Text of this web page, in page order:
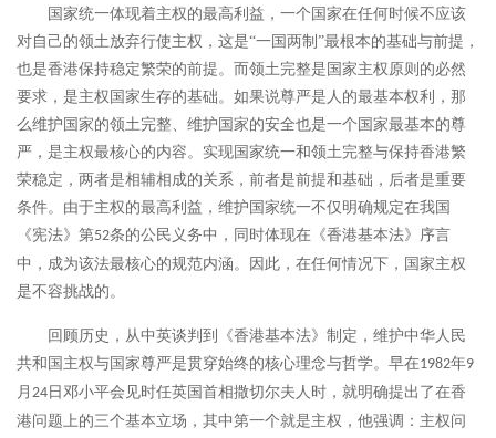
国家统一体现着主权的最高利益，一个国家在任何时候不应该
对自己的领土放弃行使主权，这是“一国两制”最根本的基础与前提，
也是香港保持稳定繁荣的前提。而领土完整是国家主权原则的必然
要求，是主权国家生存的基础。如果说尊严是人的最基本权利，那
么维护国家的领土完整、维护国家的安全也是一个国家最基本的尊
严，是主权最核心的内容。实现国家统一和领土完整与保持香港繁
荣稳定，两者是相辅相成的关系，前者是前提和基础，后者是重要
条件。由于主权的最高利益，维护国家统一不仅明确规定在我国
《宪法》第52条的公民义务中，同时体现在《香港基本法》序言
中，成为该法最核心的规范内涵。因此，在任何情况下，国家主权
是不容挑战的。
回顾历史，从中英谈判到《香港基本法》制定，维护中华人民
共和国主权与国家尊严是贯穿始终的核心理念与哲学。早在1982年9
月 24 日邓小平会见时任英国首相撒切尔夫人时，就明确提出了在香
港问题上的三个基本立场，其中第一个就是主权，他强调：主权问